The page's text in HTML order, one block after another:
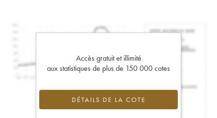
Accès gratuit et illimité
aux statistiques de plus de 150 000 cotes
DÉTAILS DE LA COTE